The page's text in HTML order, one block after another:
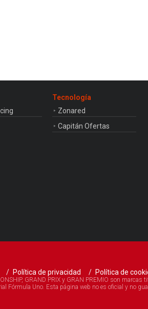
Tecnología
Zonared
Capitán Ofertas
Política de privacidad Política de
GRAND PRIX y GRAN PREMIO son marcas
Fórmula Uno. Esta página web no es oficial y no